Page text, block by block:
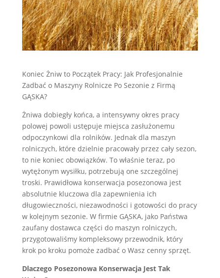
Koniec Żniw to Początek Pracy: Jak Profesjonalnie
Zadbać o Maszyny Rolnicze Po Sezonie z Firmą
GĄSKA?
Żniwa dobiegły końca, a intensywny okres pracy
polowej powoli ustępuje miejsca zasłużonemu
odpoczynkowi dla rolników. Jednak dla maszyn
rolniczych, które dzielnie pracowały przez cały sezon,
to nie koniec obowiązków. To właśnie teraz, po
wytężonym wysiłku, potrzebują one szczególnej
troski. Prawidłowa konserwacja posezonowa jest
absolutnie kluczowa dla zapewnienia ich
długowieczności, niezawodności i gotowości do pracy
w kolejnym sezonie. W firmie GĄSKA, jako Państwa
zaufany dostawca części do maszyn rolniczych,
przygotowaliśmy kompleksowy przewodnik, który
krok po kroku pomoże zadbać o Wasz cenny sprzęt.
Dlaczego Posezonowa Konserwacja Jest Tak